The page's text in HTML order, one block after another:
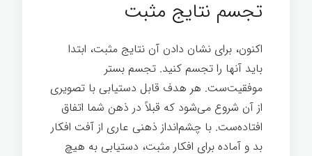
تجسم نتایج مثبت
اکنون، برای نشان دادن آن نتایج مثبت، ابتدا
باید آنها را تجسم کنید. تجسم بستر
موفقیت‌ست. هر هدف قابل دستیابی با تصویری
از آن شروع می‌شود که قبلاً در ذهن شما اتفاق
افتاده‌ست. با چشم‌انداز ذهنی عاری از آفت افکار
بد و آماده برای افکار مثبت، دستیابی به هیچ